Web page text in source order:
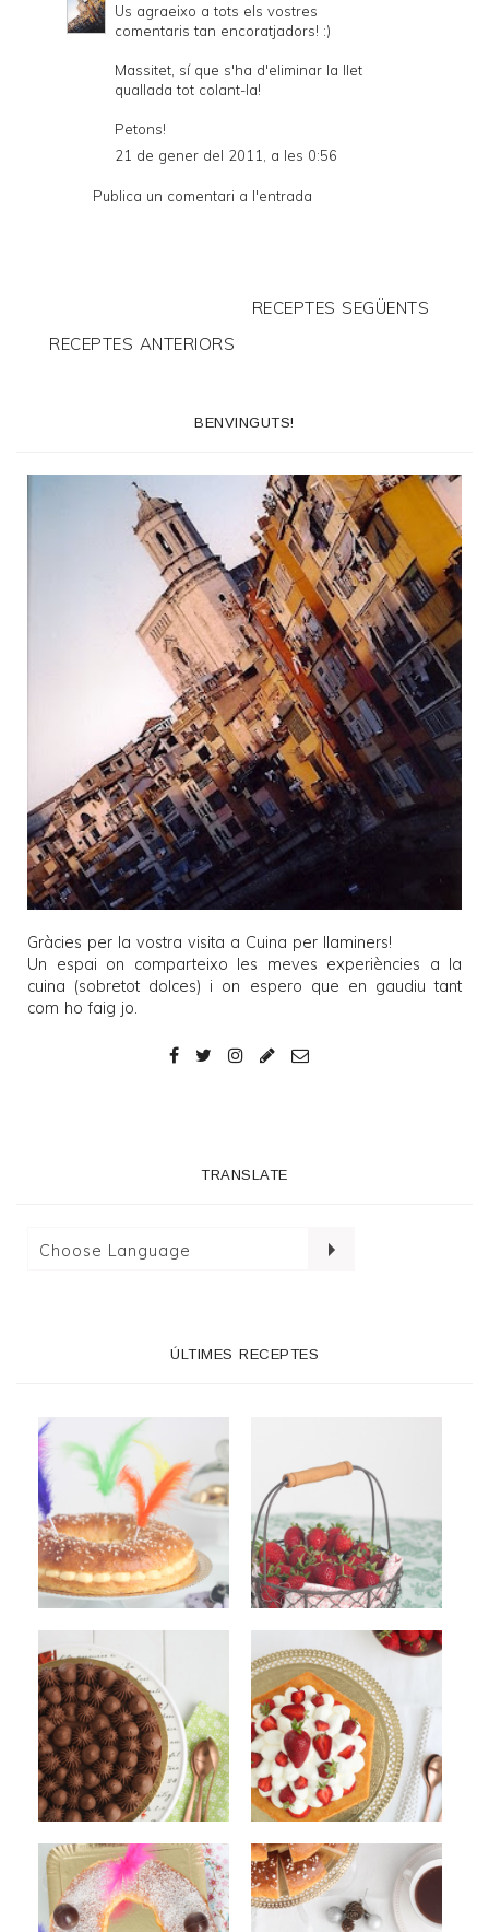
Us agraeixo a tots els vostres
comentaris tan encoratjadors! :)
Massitet, sí que s'ha d'eliminar la llet
quallada tot colant-la!
Petons!
21 de gener del 2011, a les 0:56
Publica un comentari a l'entrada
RECEPTES SEGÜENTS
RECEPTES ANTERIORS
BENVINGUTS!
Gràcies per la vostra visita a Cuina per llaminers!
Un espai on comparteixo les meves experiències a la
cuina (sobretot dolces) i on espero que en gaudiu tant
com ho faig jo.
TRANSLATE
ÚLTIMES RECEPTES